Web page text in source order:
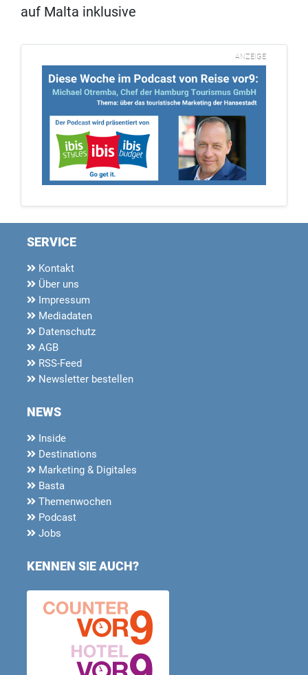
auf Malta inklusive
ANZEIGE
SERVICE
Kontakt
Über uns
Impressum
Mediadaten
Datenschutz
AGB
RSS-Feed
Newsletter bestellen
NEWS
Inside
Destinations
Marketing & Digitales
Basta
Themenwochen
Podcast
Jobs
KENNEN SIE AUCH?